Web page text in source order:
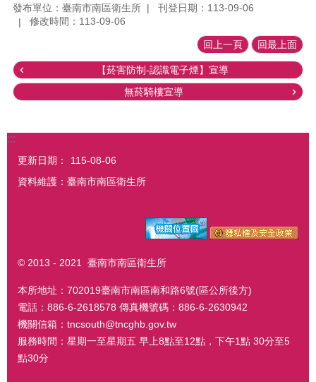
發布單位：臺南市南區衛生所
刊登日期：113-09-06
修改時間：113-09-06
回上一頁 回最上面
【菸害防制-認識電子煙】宣導
無菸騎樓宣導
:::
更新日期：
115-08-06
資料維護：臺南市南區衛生所
© 2013 - 2021 臺南市南區衛生所
本所地址：702019臺南市南區南和路6號(區公所後方)
電話：886-6-2618578 傳真機號碼：886-6-2630942
機關信箱：tncsouth@tncghb.gov.tw
服務時間：星期一至星期五 早上8點至12點，下午1點 30分至5
點30分